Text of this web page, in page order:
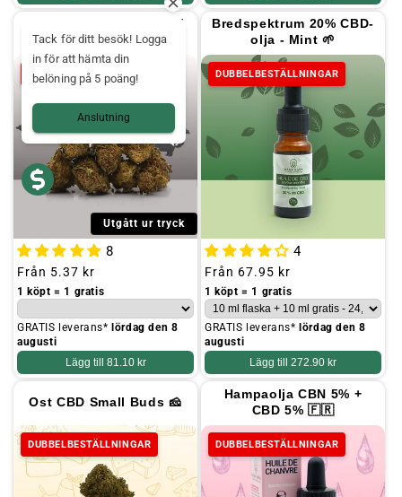
Super Skunk CBD Small
Buds 🦨
DUBBELBESTÄLLNINGAR
Utgått ur tryck
8
Ordinarie
pris
Från 5.37 kr
1 köpt = 1 gratis
GRATIS leverans* lördag den 8
augusti
Lägg till 81.10 kr
Bredspektrum 20% CBD-
olja - Mint 🌱
DUBBELBESTÄLLNINGAR
4
Ordinarie
pris
Från 67.95 kr
1 köpt = 1 gratis
GRATIS leverans* lördag den 8
augusti
Lägg till 272.90 kr
Ost CBD Small Buds 🧀
DUBBELBESTÄLLNINGAR
Hampaolja CBN 5% +
CBD 5% 🇫🇷
DUBBELBESTÄLLNINGAR
Tack för ditt besök! Logga
in för att hämta din
belöning på 5 poäng!
Anslutning